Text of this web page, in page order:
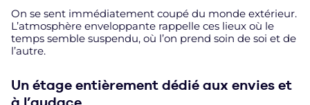
On se sent immédiatement coupé du monde extérieur.
L’atmosphère enveloppante rappelle ces lieux où le
temps semble suspendu, où l’on prend soin de soi et de
l’autre.
Un étage entièrement dédié aux envies et